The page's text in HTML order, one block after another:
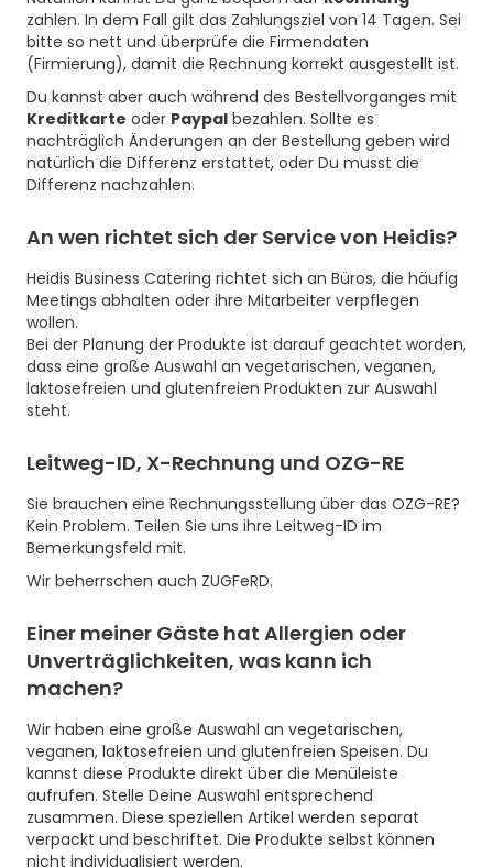
zahlen. In dem Fall gilt das Zahlungsziel von 14 Tagen. Sei
bitte so nett und überprüfe die Firmendaten
(Firmierung), damit die Rechnung korrekt ausgestellt ist.
Du kannst aber auch während des Bestellvorganges mit
Kreditkarte oder Paypal bezahlen. Sollte es
nachträglich Änderungen an der Bestellung geben wird
natürlich die Differenz erstattet, oder Du musst die
Differenz nachzahlen.
An wen richtet sich der Service von Heidis?
Heidis Business Catering richtet sich an Büros, die häufig
Meetings abhalten oder ihre Mitarbeiter verpflegen
wollen.
Bei der Planung der Produkte ist darauf geachtet worden,
dass eine große Auswahl an vegetarischen, veganen,
laktosefreien und glutenfreien Produkten zur Auswahl
steht.
Leitweg-ID, X-Rechnung und OZG-RE
Sie brauchen eine Rechnungsstellung über das OZG-RE?
Kein Problem. Teilen Sie uns ihre Leitweg-ID im
Bemerkungsfeld mit.
Wir beherrschen auch ZUGFeRD.
Einer meiner Gäste hat Allergien oder
Unverträglichkeiten, was kann ich
machen?
Wir haben eine große Auswahl an vegetarischen,
veganen, laktosefreien und glutenfreien Speisen. Du
kannst diese Produkte direkt über die Menüleiste
aufrufen. Stelle Deine Auswahl entsprechend
zusammen. Diese speziellen Artikel werden separat
verpackt und beschriftet. Die Produkte selbst können
nicht individualisiert werden.